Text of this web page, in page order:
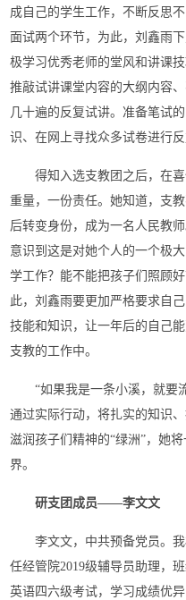
成自己的学生工作，不断反思
面试两个环节，为此，刘鑫雨
极学习优秀老师的堂风和讲课
推敲试讲课堂内容的大纲内容
几十遍的反复试讲。准备笔试
识、在网上寻找众多试卷进行反
得知入选支教团之后，在
重量，一份责任。她知道，支
后转变身份，成为一名人民教
意识到这是对她个人的一个极
学工作？能不能把孩子们照顾
此，刘鑫雨要更加严格要求自
技能和知识，让一年后的自己
支教的工作中。
“如果我是一条小溪，就要
通过实际行动，将扎实的知识
滋润孩子们精神的“绿洲”，她
界。
研支团成员——李文文
李文文，中共预备党员。
任经管院2019级辅导员助理，
英语四六级考试，学习成绩优